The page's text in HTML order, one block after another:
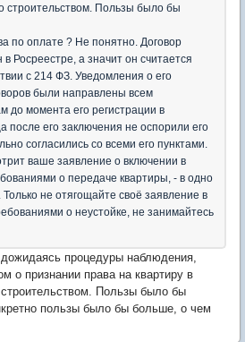
строительством. Пользы было бы
по оплате ? Не понятно. Договор
в Росреестре, а значит он считается
с 214 ФЗ. Уведомления о его
были направлены всем
до момента его регистрации в
после его заключения не оспорили его
согласились со всеми его пунктами.
ваше заявление о включении в
о передаче квартиры, - в одно
не отягощайте своё заявление в
о неустойке, не занимайтесь
процедуры наблюдения,
о признании права на квартиру в
Пользы было бы
пользы было бы больше, о чем